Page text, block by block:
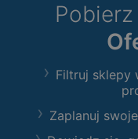
Filtruj sklepy
Zaplanuj